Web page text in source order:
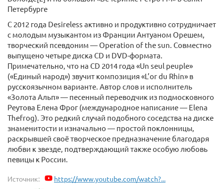
Петербурге
С 2012 года Desireless активно и продуктивно сотрудничает
с молодым музыкантом из Франции Антуаном Орешем,
творческий псевдоним — Operation of the sun. Совместно
выпущено четыре диска CD и DVD-формата.
Примечательно, что на CD 2014 года «Un seul peuple»
(«Единый народ») звучит композиция «L’or du Rhin» в
русскоязычном варианте. Автор слов и исполнитель
«Золота Альп» — песенный переводчик из подмосковного
Реутова Елена Фрог (международное написание — Elena
Thefrog). Это редкий случай подобного соседства на диске
знаменитости и изначально — простой поклонницы,
раскрывшей своё творческое предназначение благодаря
любви к звезде, подтверждающий также особую любовь
певицы к России.
Источник: https://www.youtube.com/watch?...